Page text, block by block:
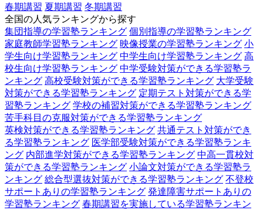
春期講習 夏期講習 冬期講習
全国の人気ランキングから探す
集団指導の学習塾ランキング 個別指導の学習塾ランキング
家庭教師学習塾ランキング 映像授業の学習塾ランキング 小
学生向け学習塾ランキング 中学生向け学習塾ランキング 高
校生向け学習塾ランキング 中学受験対策ができる学習塾ラ
ンキング 高校受験対策ができる学習塾ランキング 大学受験
対策ができる学習塾ランキング 定期テスト対策ができる学
習塾ランキング 学校の補習対策ができる学習塾ランキング
苦手科目の克服対策ができる学習塾ランキング
英検対策ができる学習塾ランキング 共通テスト対策ができ
る学習塾ランキング 医学部受験対策ができる学習塾ランキ
ング 内部進学対策ができる学習塾ランキング 中高一貫校対
策ができる学習塾ランキング 小論文対策ができる学習塾ラ
ンキング 総合型選抜対策ができる学習塾ランキング 不登校
サポートありの学習塾ランキング 発達障害サポートありの
学習塾ランキング 春期講習を実施している学習塾ランキン